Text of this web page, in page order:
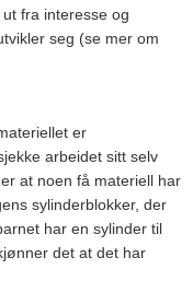
fra interesse og
seg (se mer om
er
arbeidet sitt selv
at noen få materiell har
sylinderblokker, der
har en sylinder til
det at det har